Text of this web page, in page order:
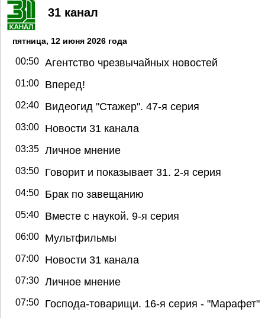
31 канал
пятница, 12 июня 2026 года
00:50 Агентство чрезвычайных новостей
01:00 Вперед!
02:40 Видеогид "Стажер". 47-я серия
03:00 Новости 31 канала
03:35 Личное мнение
03:50 Говорит и показывает 31. 2-я серия
04:50 Брак по завещанию
05:40 Вместе с наукой. 9-я серия
06:00 Мультфильмы
07:00 Новости 31 канала
07:30 Личное мнение
07:50 Господа-товарищи. 16-я серия - "Марафет"